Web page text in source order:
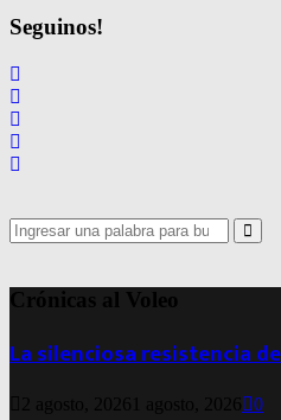
Seguinos!
Search
for:
Crónicas al Voleo
La silenciosa resistencia
2 agosto, 2026 1 agosto, 2026 0